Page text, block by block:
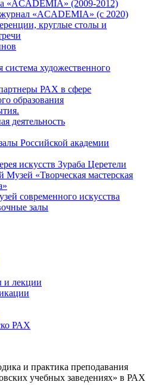
«ACADEMIA» (2009-2012)
«ACADEMIA» (с 2020)
круглые столы и
система художественного
РАХ в сфере
образования
деятельность
Российской академии
искусств Зураба Церетели
«Творческая мастерская
современного искусства
залы
и лекции
РАХ
и практика преподавания
учебных заведениях» в РАХ